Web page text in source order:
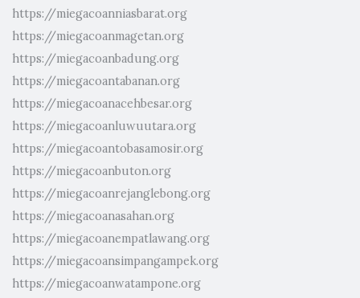
https://miegacoanniasbarat.org
https://miegacoanmagetan.org
https://miegacoanbadung.org
https://miegacoantabanan.org
https://miegacoanacehbesar.org
https://miegacoanluwuutara.org
https://miegacoantobasamosir.org
https://miegacoanbuton.org
https://miegacoanrejanglebong.org
https://miegacoanasahan.org
https://miegacoanempatlawang.org
https://miegacoansimpangampek.org
https://miegacoanwatampone.org